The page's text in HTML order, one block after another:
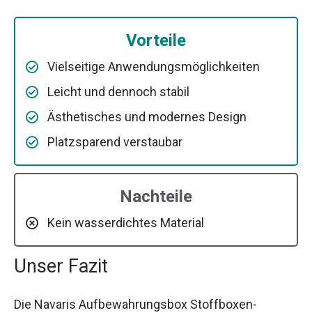
Vorteile
Vielseitige Anwendungsmöglichkeiten
Leicht und dennoch stabil
Ästhetisches und modernes Design
Platzsparend verstaubar
Nachteile
Kein wasserdichtes Material
Unser Fazit
Die Navaris Aufbewahrungsbox Stoffboxen-